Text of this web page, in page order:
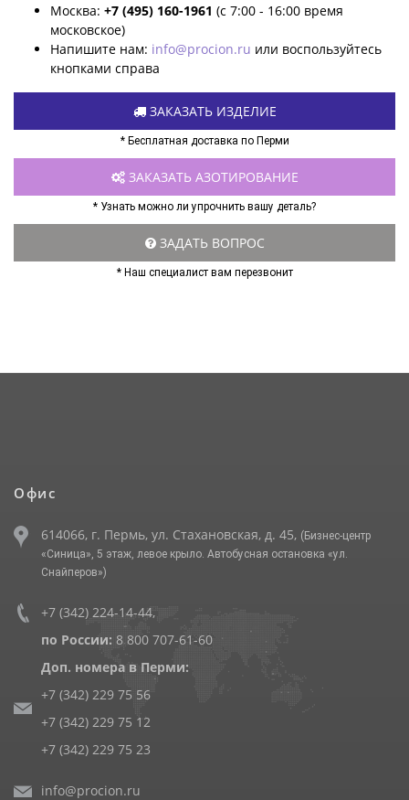
Москва: +7 (495) 160-1961 (с 7:00 - 16:00 время
московское)
Напишите нам: info@procion.ru или воспользуйтесь
кнопками справа
ЗАКАЗАТЬ ИЗДЕЛИЕ
* Бесплатная доставка по Перми
ЗАКАЗАТЬ АЗОТИРОВАНИЕ
* Узнать можно ли упрочнить вашу деталь?
ЗАДАТЬ ВОПРОС
* Наш специалист вам перезвонит
Офис
614066, г. Пермь, ул. Стахановская, д. 45, (Бизнес-центр
«Синица», 5 этаж, левое крыло. Автобусная остановка «ул.
Снайперов»)
+7 (342) 224-14-44,
по России: 8 800 707-61-60
Доп. номера в Перми:
+7 (342) 229 75 56
+7 (342) 229 75 12
+7 (342) 229 75 23
info@procion.ru